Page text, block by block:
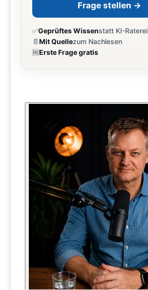
Frage stellen →
✅Geprüftes Wissenstatt KI-Raterei
📄Mit Quellezum Nachlesen
🆓Erste Frage gratis